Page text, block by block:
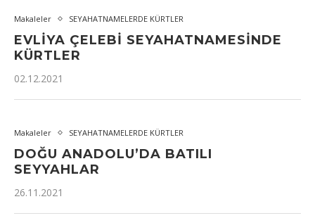
Makaleler SEYAHATNAMELERDE KÜRTLER
EVLIYA ÇELEBI SEYAHATNAMESINDE
KÜRTLER
02.12.2021
Makaleler SEYAHATNAMELERDE KÜRTLER
DOĞU ANADOLU’DA BATILI
SEYYAHLAR
26.11.2021